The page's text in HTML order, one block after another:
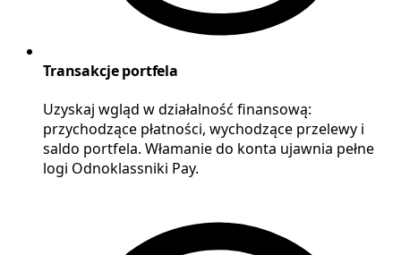
Transakcje portfela
Uzyskaj wgląd w działalność finansową:
przychodzące płatności, wychodzące przelewy i
saldo portfela. Włamanie do konta ujawnia pełne
logi Odnoklassniki Pay.